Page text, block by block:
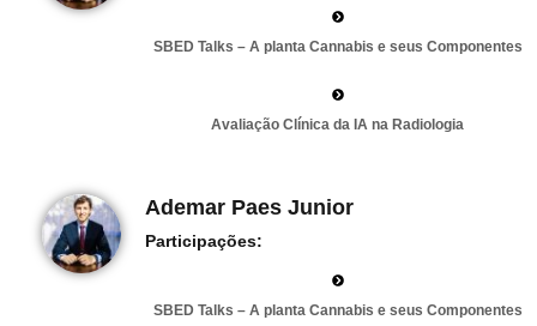
SBED Talks – A planta Cannabis e seus Componentes
Avaliação Clínica da IA na Radiologia
Ademar Paes Junior
Participações:
SBED Talks – A planta Cannabis e seus Componentes